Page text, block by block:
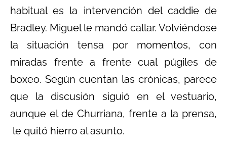
habitual es la intervención del caddie de
Bradley. Miguel le mandó callar. Volviéndose
la situación tensa por momentos, con
miradas frente a frente cual púgiles de
boxeo. Según cuentan las crónicas, parece
que la discusión siguió en el vestuario,
aunque el de Churriana, frente a la prensa,
le quitó hierro al asunto.